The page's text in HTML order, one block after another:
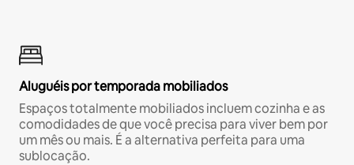
Aluguéis por temporada mobiliados
Espaços totalmente mobiliados incluem cozinha e as
comodidades de que você precisa para viver bem por
um mês ou mais. É a alternativa perfeita para uma
sublocação.